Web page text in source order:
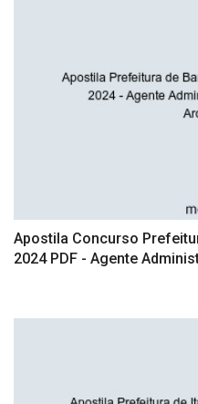
Apostila Concurso
2024 PDF - Agente